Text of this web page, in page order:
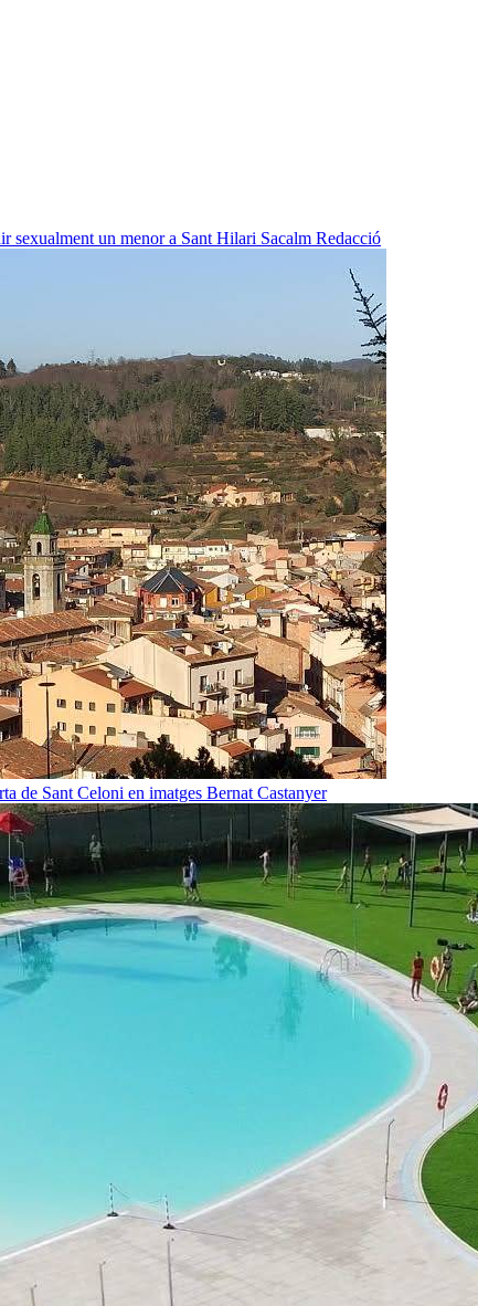
sexualment un menor a Sant Hilari Sacalm Redacció
de Sant Celoni en imatges Bernat Castanyer